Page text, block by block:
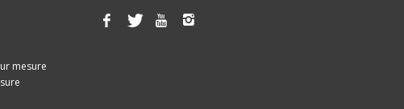
mesure